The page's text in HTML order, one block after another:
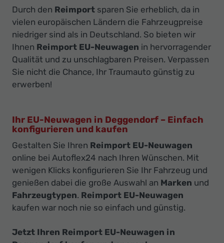
Durch den Reimport sparen Sie erheblich, da in
vielen europäischen Ländern die Fahrzeugpreise
niedriger sind als in Deutschland. So bieten wir
Ihnen Reimport EU-Neuwagen in hervorragender
Qualität und zu unschlagbaren Preisen. Verpassen
Sie nicht die Chance, Ihr Traumauto günstig zu
erwerben!
Ihr EU-Neuwagen in Deggendorf – Einfach
konfigurieren und kaufen
Gestalten Sie Ihren Reimport EU-Neuwagen
online bei Autoflex24 nach Ihren Wünschen. Mit
wenigen Klicks konfigurieren Sie Ihr Fahrzeug und
genießen dabei die große Auswahl an Marken und
Fahrzeugtypen. Reimport EU-Neuwagen
kaufen war noch nie so einfach und günstig.
Jetzt Ihren Reimport EU-Neuwagen in